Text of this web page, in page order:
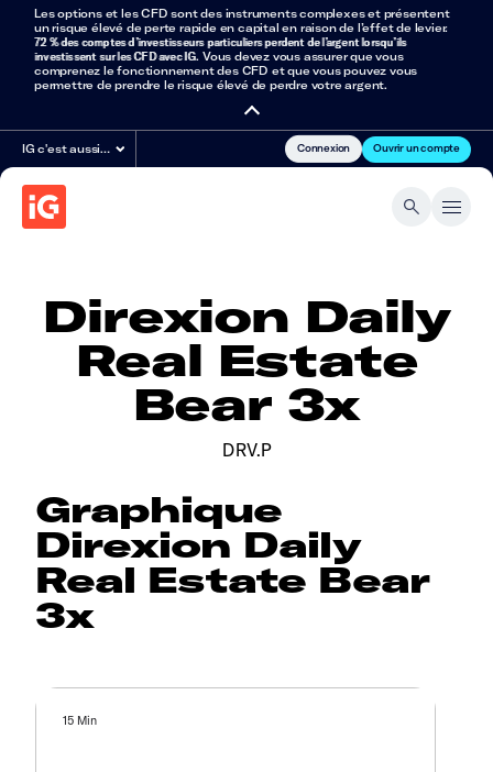
Les options et les CFD sont des instruments complexes et présentent
un risque élevé de perte rapide en capital en raison de l’effet de levier.
72 % des comptes d’investisseurs particuliers perdent de l’argent lorsqu’ils
investissent sur les CFD avec IG. Vous devez vous assurer que vous
comprenez le fonctionnement des CFD et que vous pouvez vous
permettre de prendre le risque élevé de perdre votre argent.
IG c'est aussi… Connexion Ouvrir un compte
Direxion Daily
Real Estate
Bear 3x
DRV.P
Graphique
Direxion Daily
Real Estate Bear
3x
15 Min